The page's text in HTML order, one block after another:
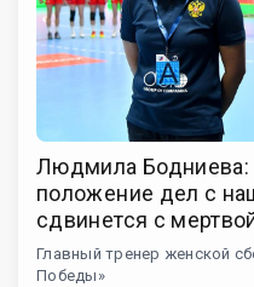
Людмила Бодниева:
положение дел с
сдвинется с
Главный тренер женской
Победы»